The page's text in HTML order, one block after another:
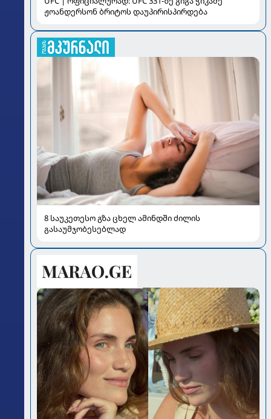
ჟოანდერსონ ბრიტოს დაუპირისპირდება
8 საუკეთესო გზა ცხელ ამინდში ძილის
გასაუმჯობესებლად